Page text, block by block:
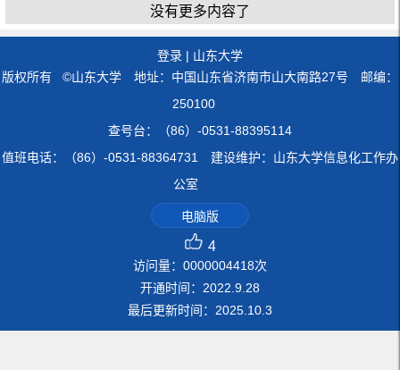
没有更多内容了
登录 | 山东大学
版权所有 ©山东大学 地址：中国山东省济南市山大南路27号 邮编：
250100
查号台：（86）-0531-88395114
值班电话：（86）-0531-88364731 建设维护：山东大学信息化工作办
公室
电脑版
4
访问量： 0000004418次
开通时间： 2022.9.28
最后更新时间： 2025.10.3